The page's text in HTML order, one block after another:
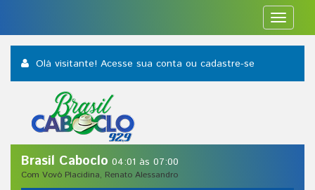
Toggle
Olá visitante! Acesse sua conta ou cadastre-se
Brasil Caboclo 04:01 às 07:00
Com Vovó Placidina, Renato Alessandro